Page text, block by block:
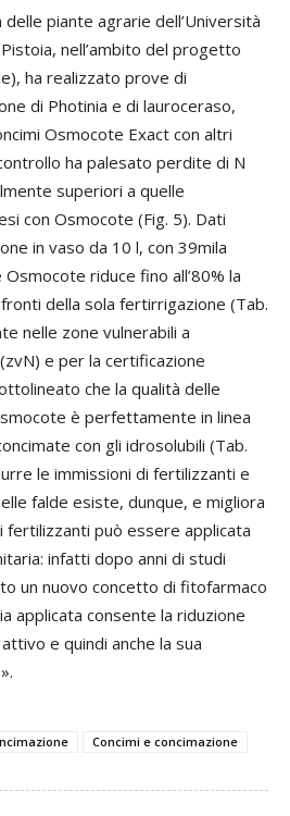
piante agrarie dell’Università
nell’ambito del progetto
ha realizzato prove di
di Photinia e di lauroceraso,
Osmocote Exact con altri
ha palesato perdite di N
superiori a quelle
con Osmocote (Fig. 5). Dati
in vaso da 10 l, con 39mila
riduce fino all’80% la
della sola fertirrigazione (Tab.
nelle zone vulnerabili a
e per la certificazione
che la qualità delle
è perfettamente in linea
con gli idrosolubili (Tab.
le immissioni di fertilizzanti e
falde esiste, dunque, e migliora
fertilizzanti può essere applicata
infatti dopo anni di studi
un nuovo concetto di fitofarmaco
applicata consente la riduzione
e quindi anche la sua
Concimi e concimazione